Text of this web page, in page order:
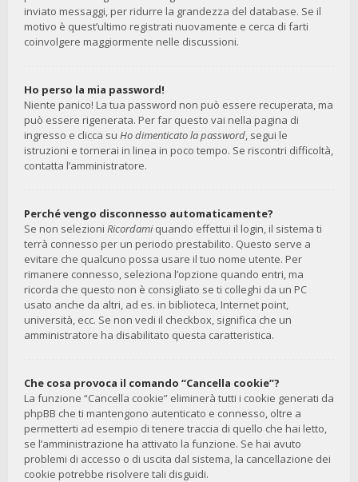
inviato messaggi, per ridurre la grandezza del database. Se il
motivo è quest’ultimo registrati nuovamente e cerca di farti
coinvolgere maggiormente nelle discussioni.
Ho perso la mia password!
Niente panico! La tua password non può essere recuperata, ma
può essere rigenerata. Per far questo vai nella pagina di
ingresso e clicca su Ho dimenticato la password, segui le
istruzioni e tornerai in linea in poco tempo. Se riscontri difficoltà,
contatta l’amministratore.
Perché vengo disconnesso automaticamente?
Se non selezioni Ricordamiquando effettui il login, il sistema ti
terrà connesso per un periodo prestabilito. Questo serve a
evitare che qualcuno possa usare il tuo nome utente. Per
rimanere connesso, seleziona l’opzione quando entri, ma
ricorda che questo non è consigliato se ti colleghi da un PC
usato anche da altri, ad es. in biblioteca, Internet point,
università, ecc. Se non vedi il checkbox, significa che un
amministratore ha disabilitato questa caratteristica.
Che cosa provoca il comando “Cancella cookie”?
La funzione “Cancella cookie” eliminerà tutti i cookie generati da
phpBB che ti mantengono autenticato e connesso, oltre a
permetterti ad esempio di tenere traccia di quello che hai letto,
se l’amministrazione ha attivato la funzione. Se hai avuto
problemi di accesso o di uscita dal sistema, la cancellazione dei
cookie potrebbe risolvere tali disguidi.